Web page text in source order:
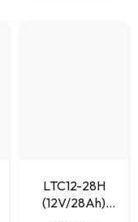
LTC12-28H
(12V/28Ah)